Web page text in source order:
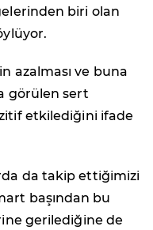
biri olan
azalması ve buna
görülen sert
etkilediğini ifade
da takip ettiğimizi
başından bu
gerilediğine de